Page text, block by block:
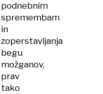
podnebnim
spremembam
in
zoperstavljanja
begu
možganov,
prav
tako